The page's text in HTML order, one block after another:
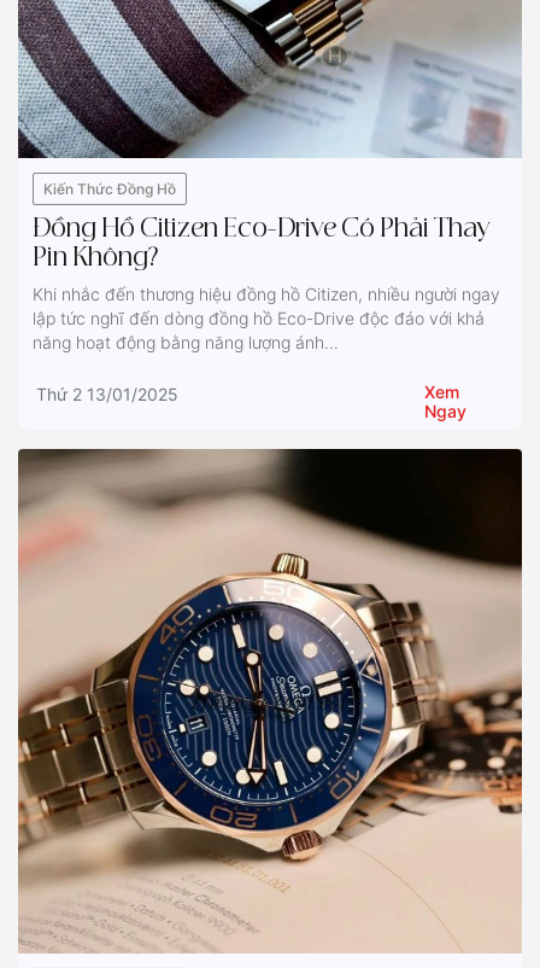
Kiến Thức Đồng Hồ
Đồng Hồ Citizen Eco-Drive Có Phải Thay
Pin Không?
Khi nhắc đến thương hiệu đồng hồ Citizen, nhiều người ngay
lập tức nghĩ đến dòng đồng hồ Eco-Drive độc đáo với khả
năng hoạt động bằng năng lượng ánh...
Thứ 2 13/01/2025
Xem
Ngay